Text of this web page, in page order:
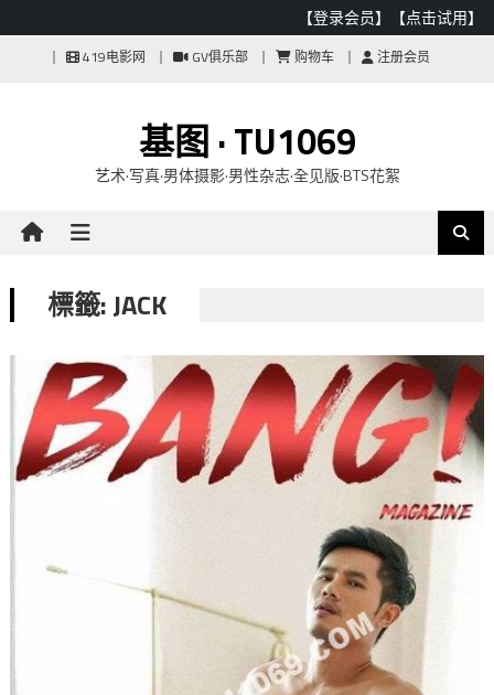
【登录会员】 【点击试用】
419电影网 GV俱乐部 购物车 注册会员
基图 · TU1069
艺术·写真·男体摄影·男性杂志·全见版·BTS花絮
標籤: JACK